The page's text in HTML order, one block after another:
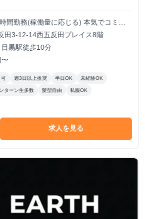
間勤務(稼働量に応じる) 本気でコミッ
圧倒的な実績と報酬を得られる環境で
田3-12-14西五反田プレイス8階
黒駅徒歩10分
可 週3日以上推奨 半日OK 未経験OK
ターン生多数 髪型自由 私服OK
求人を見る